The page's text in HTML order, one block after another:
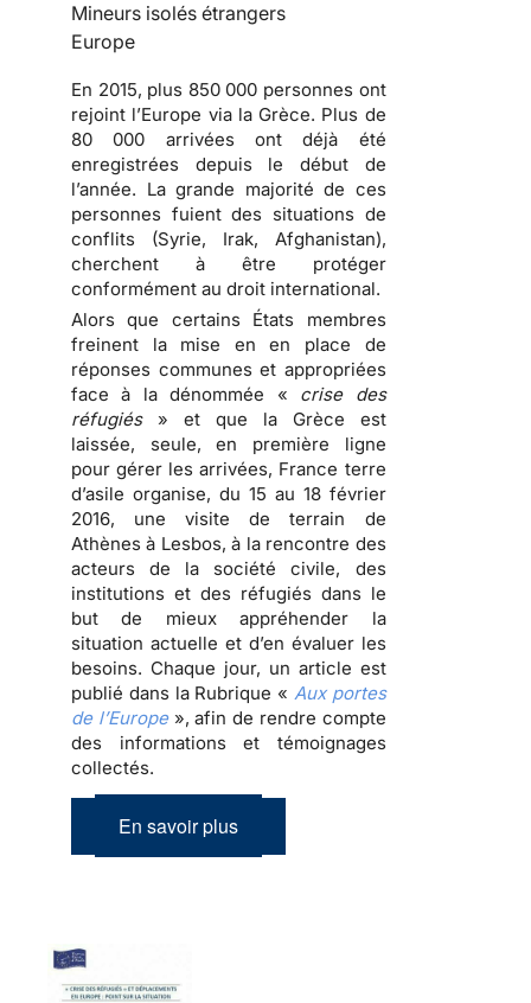
Mineurs isolés étrangers
Europe
En 2015, plus 850 000 personnes ont
rejoint l’Europe via la Grèce. Plus de
80 000 arrivées ont déjà été
enregistrées depuis le début de
l’année. La grande majorité de ces
personnes fuient des situations de
conflits (Syrie, Irak, Afghanistan),
cherchent à être protéger
conformément au droit international.
Alors que certains États membres
freinent la mise en en place de
réponses communes et appropriées
face à la dénommée « crise des
réfugiés» et que la Grèce est
laissée, seule, en première ligne
pour gérer les arrivées, France terre
d’asile organise, du 15 au 18 février
2016, une visite de terrain de
Athènes à Lesbos, à la rencontre des
acteurs de la société civile, des
institutions et des réfugiés dans le
but de mieux appréhender la
situation actuelle et d’en évaluer les
besoins. Chaque jour, un article est
publié dans la Rubrique « Aux portes
de l’Europe», afin de rendre compte
des informations et témoignages
collectés.
En savoir plus